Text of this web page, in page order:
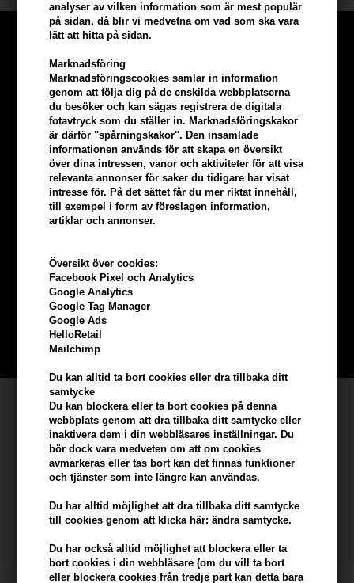
analyser av vilken information som är mest populär
på sidan, då blir vi medvetna om vad som ska vara
lätt att hitta på sidan.
Marknadsföring
Marknadsföringscookies samlar in information
genom att följa dig på de enskilda webbplatserna
du besöker och kan sägas registrera de digitala
fotavtryck som du ställer in. Marknadsföringskakor
är därför "spårningskakor". Den insamlade
informationen används för att skapa en översikt
över dina intressen, vanor och aktiviteter för att visa
relevanta annonser för saker du tidigare har visat
intresse för. På det sättet får du mer riktat innehåll,
till exempel i form av föreslagen information,
artiklar och annonser.
Översikt över cookies:
Facebook Pixel och Analytics
Google Analytics
Google Tag Manager
Google Ads
HelloRetail
Mailchimp
Du kan alltid ta bort cookies eller dra tillbaka ditt
samtycke
Du kan blockera eller ta bort cookies på denna
webbplats genom att dra tillbaka ditt samtycke eller
inaktivera dem i din webbläsares inställningar. Du
bör dock vara medveten om att om cookies
avmarkeras eller tas bort kan det finnas funktioner
och tjänster som inte längre kan användas.
Du har alltid möjlighet att dra tillbaka ditt samtycke
till cookies genom att klicka här: ändra samtycke.
Du har också alltid möjlighet att blockera eller ta
bort cookies i din webbläsare (om du vill ta bort
eller blockera cookies från tredje part kan detta bara
Tjäna
beställning
Bli en del av vår kundklubb gratis och få rabatter när du handlar
BLI EN GRATIS MEDLEM HÄR
Kundservice
Hair247
Frisenborgvej 6A
DK-7800 Skive
Billig frakt